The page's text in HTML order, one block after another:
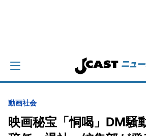
動画社会
映画秘宝「恫喝」DM騒